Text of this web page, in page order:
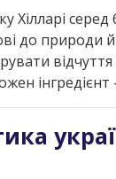
серед
до природи
інгредієнт